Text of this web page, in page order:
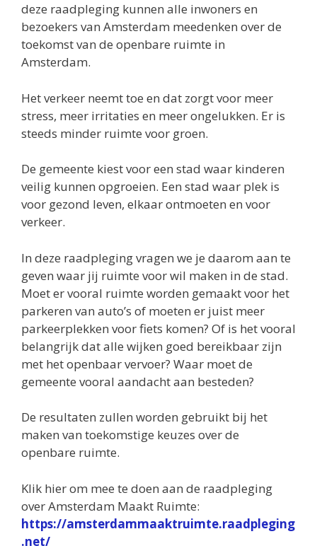
deze raadpleging kunnen alle inwoners en
bezoekers van Amsterdam meedenken over de
toekomst van de openbare ruimte in
Amsterdam.
Het verkeer neemt toe en dat zorgt voor meer
stress, meer irritaties en meer ongelukken. Er is
steeds minder ruimte voor groen.
De gemeente kiest voor een stad waar kinderen
veilig kunnen opgroeien. Een stad waar plek is
voor gezond leven, elkaar ontmoeten en voor
verkeer.
In deze raadpleging vragen we je daarom aan te
geven waar jij ruimte voor wil maken in de stad.
Moet er vooral ruimte worden gemaakt voor het
parkeren van auto’s of moeten er juist meer
parkeerplekken voor fiets komen? Of is het vooral
belangrijk dat alle wijken goed bereikbaar zijn
met het openbaar vervoer? Waar moet de
gemeente vooral aandacht aan besteden?
De resultaten zullen worden gebruikt bij het
maken van toekomstige keuzes over de
openbare ruimte.
Klik hier om mee te doen aan de raadpleging
over Amsterdam Maakt Ruimte:
https://amsterdammaaktruimte.raadpleging
.net/